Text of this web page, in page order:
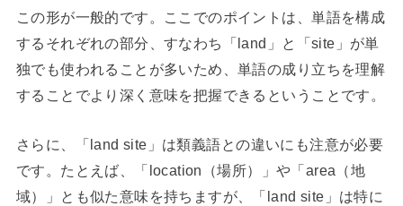
この形が一般的です。ここでのポイントは、単語を構成
するそれぞれの部分、すなわち「land」と「site」が単
独でも使われることが多いため、単語の成り立ちを理解
することでより深く意味を把握できるということです。
さらに、「land site」は類義語との違いにも注意が必要
です。たとえば、「location（場所）」や「area（地
域）」とも似た意味を持ちますが、「land site」は特に